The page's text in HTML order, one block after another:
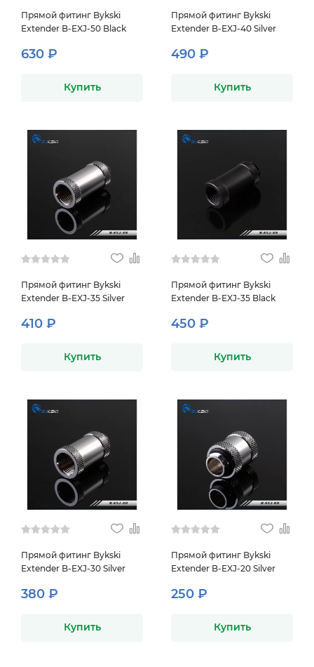
Прямой фитинг Bykski
Extender B-EXJ-50 Black
630 ₽
Купить
Прямой фитинг Bykski
Extender B-EXJ-40 Silver
490 ₽
Купить
Прямой фитинг Bykski
Extender B-EXJ-35 Silver
410 ₽
Купить
Прямой фитинг Bykski
Extender B-EXJ-35 Black
450 ₽
Купить
Прямой фитинг Bykski
Extender B-EXJ-30 Silver
380 ₽
Купить
Прямой фитинг Bykski
Extender B-EXJ-20 Silver
250 ₽
Купить